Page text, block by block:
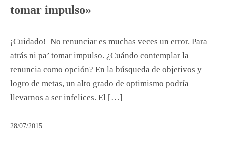
tomar impulso»
¡Cuidado! No renunciar es muchas veces un error. Para
atrás ni pa’ tomar impulso. ¿Cuándo contemplar la
renuncia como opción? En la búsqueda de objetivos y
logro de metas, un alto grado de optimismo podría
llevarnos a ser infelices. El […]
28/07/2015